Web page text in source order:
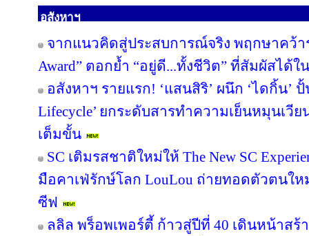
อสังหาฯ
จากแนวคิดสู่ประสบการณ์จริง พฤกษาคว้าร
Award” ตอกย้ำ “อยู่ดี...ทั้งชีวิต” ที่สัมผัสได้ใ
อสังหาฯ รายแรก! ‘แสนสิริ’ ผนึก ‘ไดกิ้น’ ปั้
Lifecycle’ ยกระดับสารทำความเย็นหมุนเวีย
เต็มขั้น
SC เติมรสชาติใหม่ให้ The New SC
มือคาเฟ่รักษ์โลก LouLou ถ่ายทอดตัวตนใ
ซีฟ
ลลิล พร็อพเพอร์ตี้ ก้าวสู่ปีที่ 40 เดินหน้าสร้